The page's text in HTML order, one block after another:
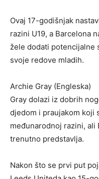
Ovaj 17-godišnjak
razini U19, a Barcelona
žele dodati potencijalne
svoje redove mladih.
Archie Gray (Engleska)
Gray dolazi iz dobrih
djedom i praujakom koji
međunarodnoj razini, ali
trenutno predstavlja.
Nakon što se prvi put